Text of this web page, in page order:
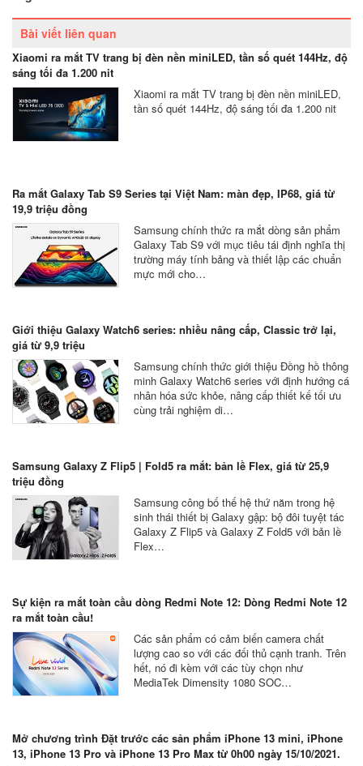
Bài viết liên quan
Xiaomi ra mắt TV trang bị đèn nền miniLED, tần số quét 144Hz, độ
sáng tối đa 1.200 nit
Xiaomi ra mắt TV trang bị đèn nền miniLED,
tần số quét 144Hz, độ sáng tối đa 1.200 nit
Ra mắt Galaxy Tab S9 Series tại Việt Nam: màn đẹp, IP68, giá từ
19,9 triệu đồng
Samsung chính thức ra mắt dòng sản phẩm
Galaxy Tab S9 với mục tiêu tái định nghĩa thị
trường máy tính bảng và thiết lập các chuẩn
mực mới cho…
Giới thiệu Galaxy Watch6 series: nhiều nâng cấp, Classic trở lại,
giá từ 9,9 triệu
Samsung chính thức giới thiệu Đồng hồ thông
minh Galaxy Watch6 series với định hướng cá
nhân hóa sức khỏe, nâng cấp thiết kế tối ưu
cùng trải nghiệm di…
Samsung Galaxy Z Flip5 | Fold5 ra mắt: bản lề Flex, giá từ 25,9
triệu đồng
Samsung công bố thế hệ thứ năm trong hệ
sinh thái thiết bị Galaxy gập: bộ đôi tuyệt tác
Galaxy Z Flip5 và Galaxy Z Fold5 với bản lề
Flex…
Sự kiện ra mắt toàn cầu dòng Redmi Note 12: Dòng Redmi Note 12
ra mắt toàn cầu!
Các sản phẩm có cảm biến camera chất
lượng cao so với các đối thủ cạnh tranh. Trên
hết, nó đi kèm với các tùy chọn như
MediaTek Dimensity 1080 SOC…
Mở chương trình Đặt trước các sản phẩm iPhone 13 mini, iPhone
13, iPhone 13 Pro và iPhone 13 Pro Max từ 0h00 ngày 15/10/2021.